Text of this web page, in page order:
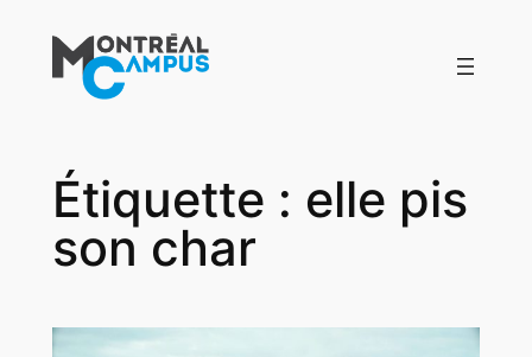
contenu
Étiquette : elle pis
son char